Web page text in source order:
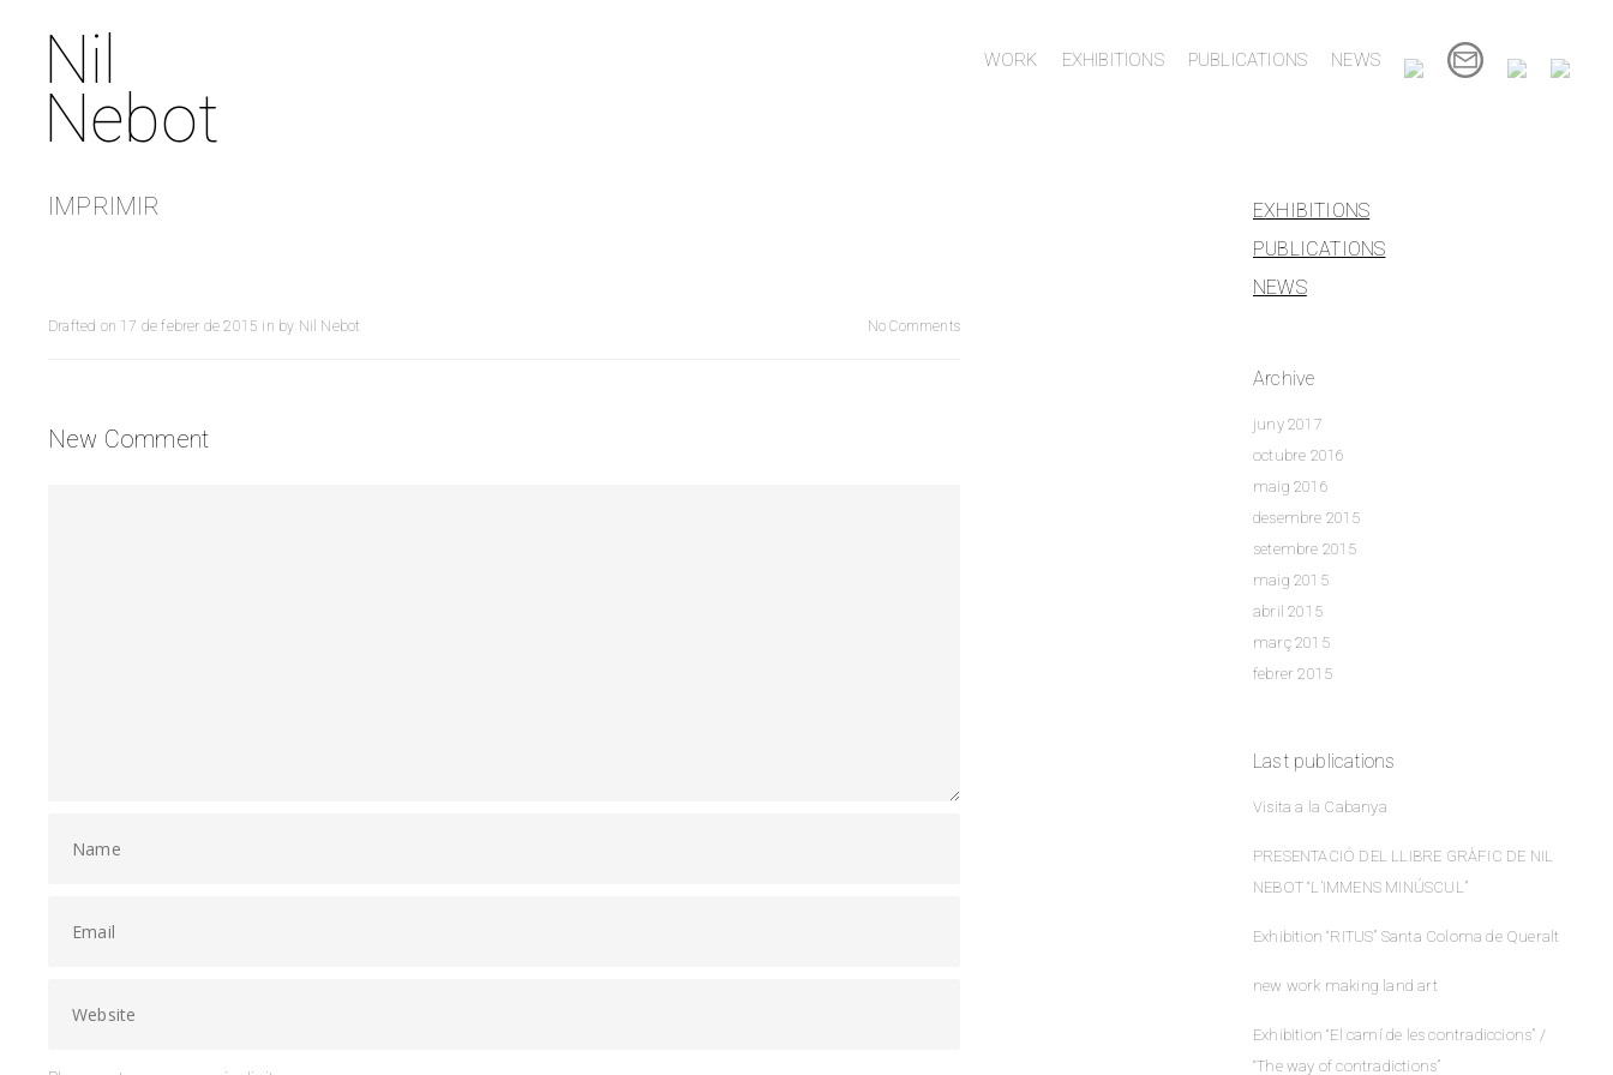
Nil
Nebot
WORK EXHIBITIONS PUBLICATIONS NEWS
IMPRIMIR
No Comments
Drafted on 17 de febrer de 2015 in by Nil Nebot
New Comment
EXHIBITIONS
PUBLICATIONS
NEWS
Archive
juny 2017
octubre 2016
maig 2016
desembre 2015
setembre 2015
maig 2015
abril 2015
març 2015
febrer 2015
Last publications
Visita a la Cabanya
PRESENTACIÓ DEL LLIBRE GRÀFIC DE NIL
NEBOT “L’IMMENS MINÚSCUL”
Exhibition “RITUS” Santa Coloma de Queralt
new work making land art
Exhibition “El camí de les contradiccions” /
“The way of contradictions”